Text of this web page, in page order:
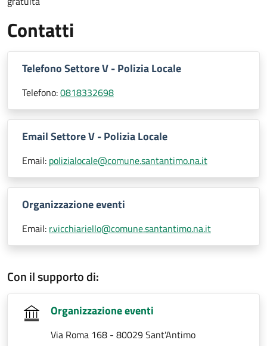
Contatti
Telefono Settore V - Polizia Locale
Telefono:0818332698
Email Settore V - Polizia Locale
Email: polizialocale@comune.santantimo.na.it
Organizzazione eventi
Email: r.vicchiariello@comune.santantimo.na.it
Con il supporto di:
Organizzazione eventi
Via Roma 168 - 80029 Sant'Antimo